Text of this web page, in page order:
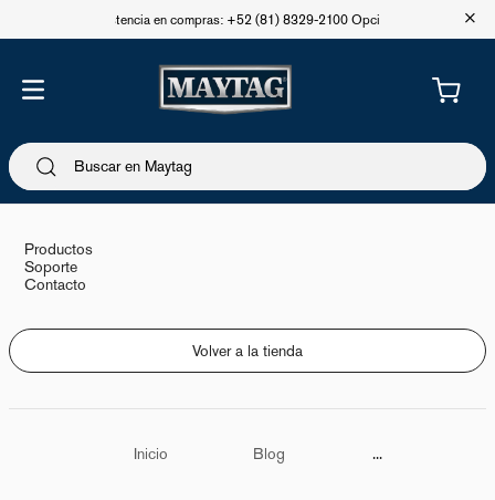
Asistencia en compras: +52 (81) 8329-2100 Opción 1 +
Productos
Soporte
Contacto
Volver a la tienda
Inicio Blog